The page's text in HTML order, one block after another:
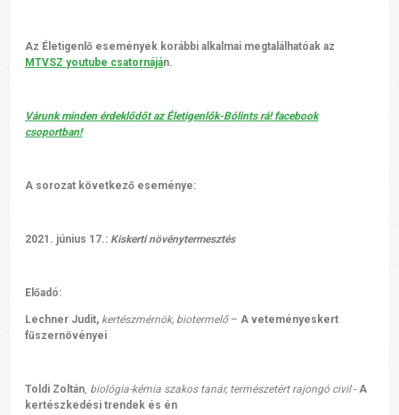
Az Életigenlő események korábbi alkalmai megtalálhatóak az
MTVSZ youtube csatornáján.
Várunk minden érdeklődőt az Életigenlők-Bólints rá! facebook
csoportban!
A sorozat következő eseménye:
2021. június 17.: Kiskerti növénytermesztés
Előadó:
Lechner Judit, kertészmérnök, biotermelő–A veteményeskert
fűszernövényei
Toldi Zoltán, biológia-kémia szakos tanár, természetért rajongó civil- A
kertészkedési trendek és én